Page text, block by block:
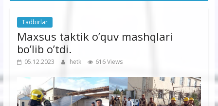
Tadbirlar
Maxsus taktik o’quv mashqlari
bo’lib o’tdi.
05.12.2023 hetk 616 Views